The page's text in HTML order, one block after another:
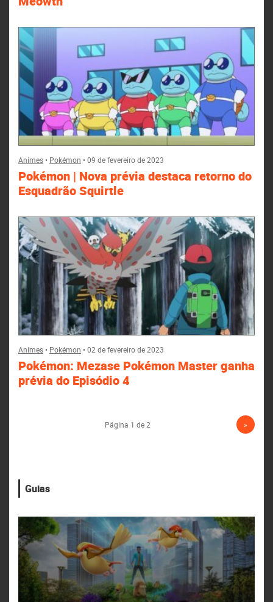
Animes• Pokémon •09 de fevereiro de 2023
Pokémon | Nova prévia destaca retorno do
Esquadrão Squirtle
Animes• Pokémon •02 de fevereiro de 2023
Pokémon: Mezase Pokémon Master ganha
prévia do Episódio 4
Página 1 de 2 »
Guias